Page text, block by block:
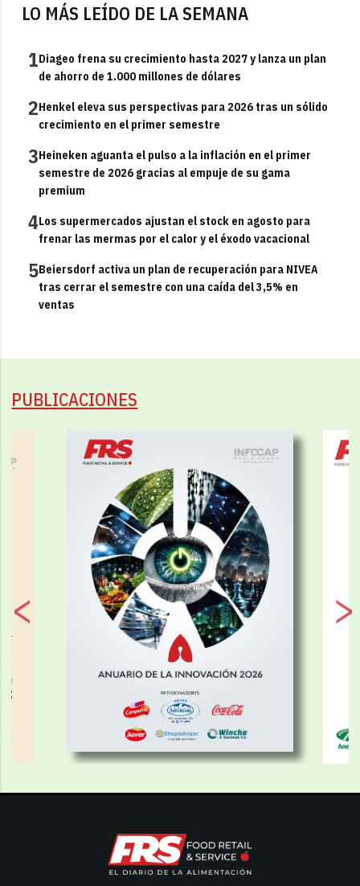
LO MÁS LEÍDO DE LA SEMANA
1Diageo frena su crecimiento hasta 2027 y lanza un plan
de ahorro de 1.000 millones de dólares
2Henkel eleva sus perspectivas para 2026 tras un sólido
crecimiento en el primer semestre
3Heineken aguanta el pulso a la inflación en el primer
semestre de 2026 gracias al empuje de su gama
premium
4Los supermercados ajustan el stock en agosto para
frenar las mermas por el calor y el éxodo vacacional
5Beiersdorf activa un plan de recuperación para NIVEA
tras cerrar el semestre con una caída del 3,5% en
ventas
PUBLICACIONES